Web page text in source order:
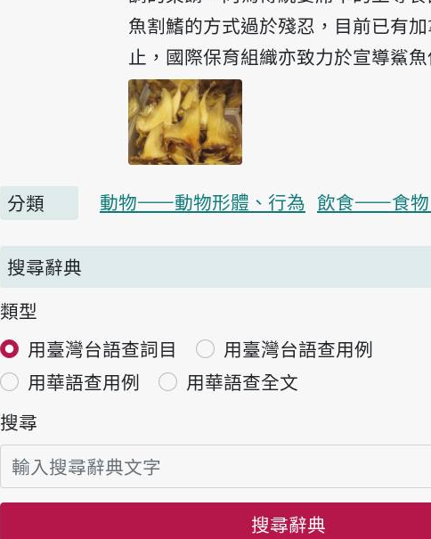
魚割鰭的方式過於殘忍，目前已有
止，國際保育組織亦致力於宣導鯊
分類 動物——動物形體、行為 飲食——食物
搜尋辭典
類型
用臺灣台語查詞目
用臺灣台語查用例
用華語查用例
用華語查全文
搜尋
搜尋辭典